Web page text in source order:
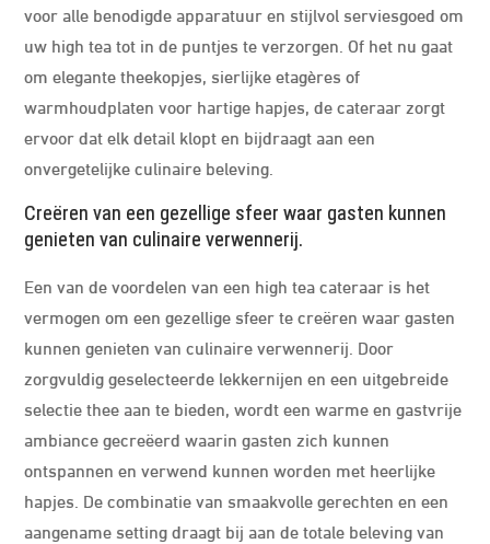
voor alle benodigde apparatuur en stijlvol serviesgoed om
uw high tea tot in de puntjes te verzorgen. Of het nu gaat
om elegante theekopjes, sierlijke etagères of
warmhoudplaten voor hartige hapjes, de cateraar zorgt
ervoor dat elk detail klopt en bijdraagt aan een
onvergetelijke culinaire beleving.
Creëren van een gezellige sfeer waar gasten kunnen
genieten van culinaire verwennerij.
Een van de voordelen van een high tea cateraar is het
vermogen om een gezellige sfeer te creëren waar gasten
kunnen genieten van culinaire verwennerij. Door
zorgvuldig geselecteerde lekkernijen en een uitgebreide
selectie thee aan te bieden, wordt een warme en gastvrije
ambiance gecreëerd waarin gasten zich kunnen
ontspannen en verwend kunnen worden met heerlijke
hapjes. De combinatie van smaakvolle gerechten en een
aangename setting draagt bij aan de totale beleving van